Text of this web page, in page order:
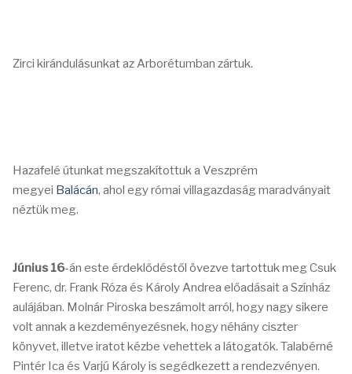
Zirci kirándulásunkat az Arborétumban zártuk.
Hazafelé útunkat megszakítottuk a Veszprém
megyei Balácán, ahol egy római villagazdaság maradványait
néztük meg.
Június 16-án este érdeklődéstől övezve tartottuk meg Csuk
Ferenc, dr. Frank Róza és Károly Andrea előadásait a Színház
aulájában. Molnár Piroska beszámolt arról, hogy nagy sikere
volt annak a kezdeményezésnek, hogy néhány ciszter
könyvet, illetve iratot kézbe vehettek a látogatók. Talabérné
Pintér Ica és Varjú Károly is segédkezett a rendezvényen.